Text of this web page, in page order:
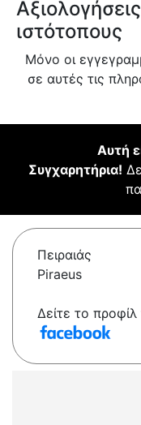
ιστότοπους
Μόνο οι
σε αυτές τις
Αυτή
Συγχαρητήρια!
Πειραιάς
Piraeus
Δείτε το προφίλ